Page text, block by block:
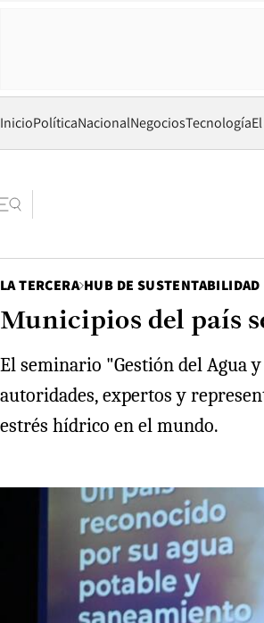
InicioPolíticaNacionalNegociosTecnología
LA TERCERA HUB DE SUSTENTABILIDAD
Municipios del país
El seminario "Gestión del Agua
autoridades, expertos y
estrés hídrico en el mundo.